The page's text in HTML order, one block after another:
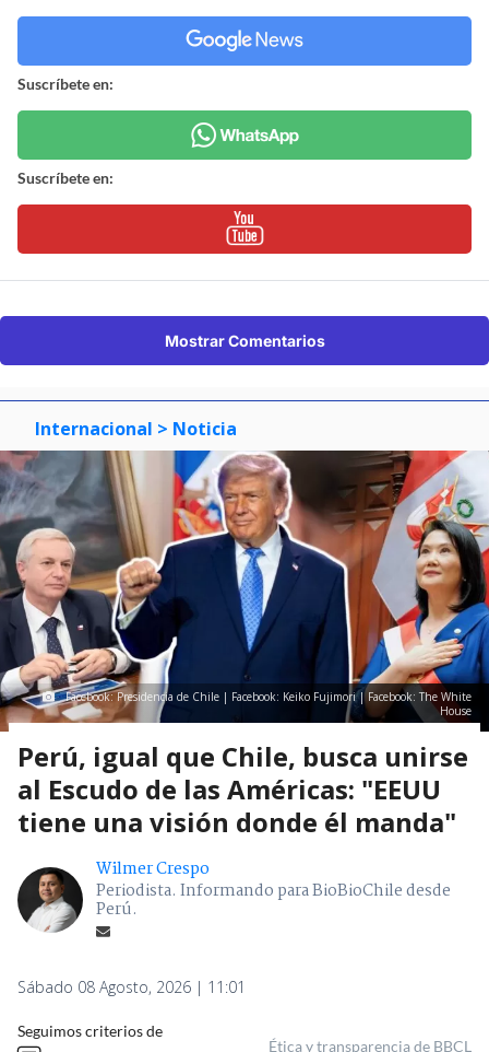
Suscríbete en:
Suscríbete en:
Mostrar Comentarios
Internacional > Noticia
Facebook: Presidencia de Chile | Facebook: Keiko Fujimori | Facebook: The White
House
Perú, igual que Chile, busca unirse
al Escudo de las Américas: "EEUU
tiene una visión donde él manda"
Wilmer Crespo
Periodista. Informando para BioBioChile desde
Perú.
Sábado 08 Agosto, 2026 | 11:01
Seguimos criterios de
Ética y transparencia de BBCL